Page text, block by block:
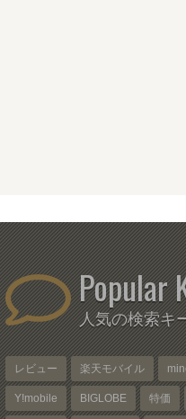
Popular
人気の検索キ
レビュー 楽天モバイル
Y!mobile BIGLOBE 特価